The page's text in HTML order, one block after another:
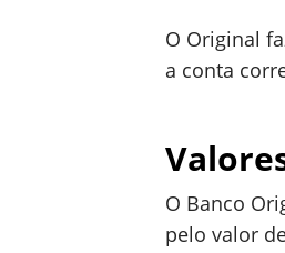
O Original
a conta
O Banco
pelo valor